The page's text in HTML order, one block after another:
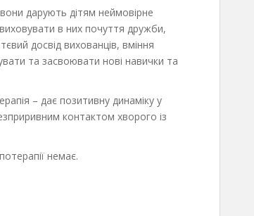
дарують дітям неймовірне
в них почуття дружби,
досвід вихованців, вміння
та засвоювати нові навички та
– дає позитивну динаміку у
контактом хворого із
немає.